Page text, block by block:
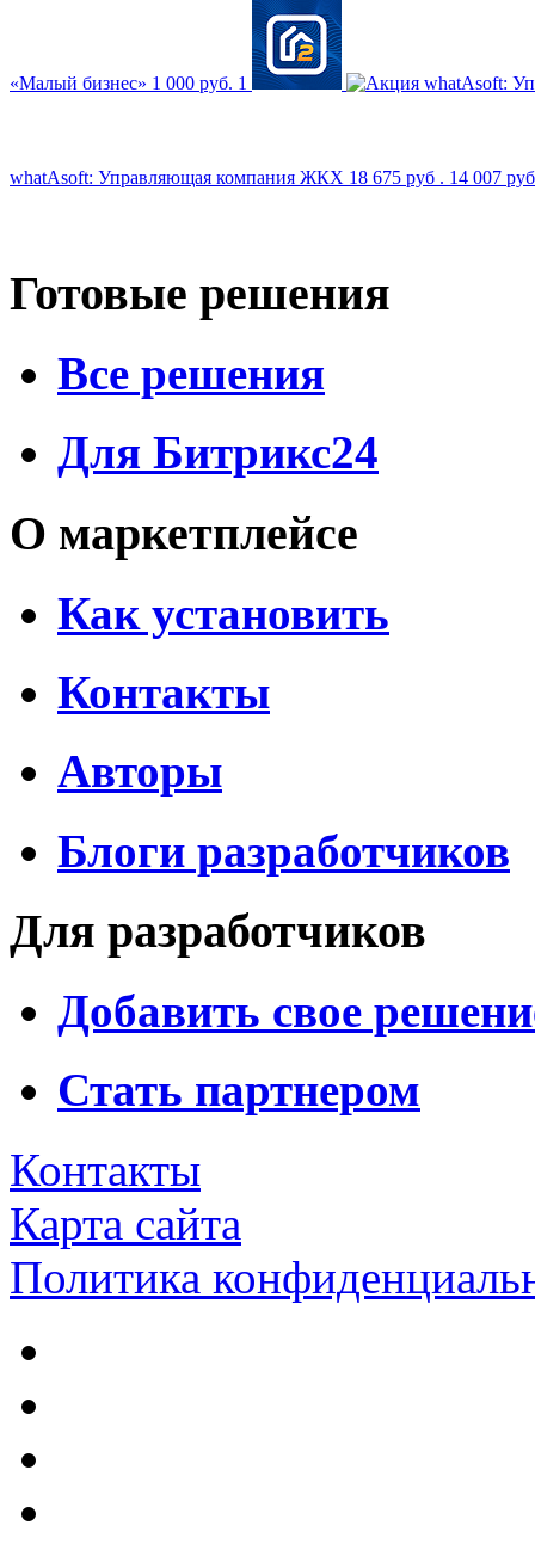
«Малый бизнес» 1 000 руб. 1 whatAsoft:
whatAsoft: Управляющая компания ЖКХ 18 675 руб . 14 007
Готовые решения
Все решения
Для Битрикс24
О маркетплейсе
Как установить
Контакты
Авторы
Блоги разработчиков
Для разработчиков
Добавить свое
Стать партнером
Контакты
Карта сайта
Политика